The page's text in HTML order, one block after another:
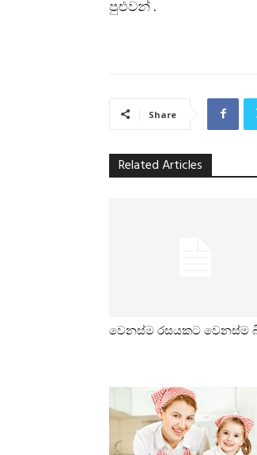
පුළුවන් .
Share
Related Articles
වෙනස්ම රසයකට වෙනස්ම